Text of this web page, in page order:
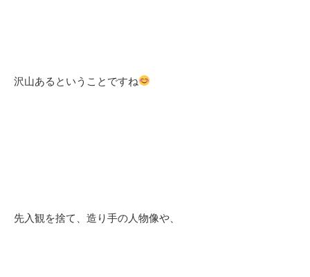
沢山あるということですね
先入観を捨て、造り手の人物像や、